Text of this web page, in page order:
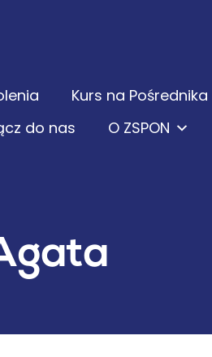
Kurs na Pośrednika
do nas
O ZSPON